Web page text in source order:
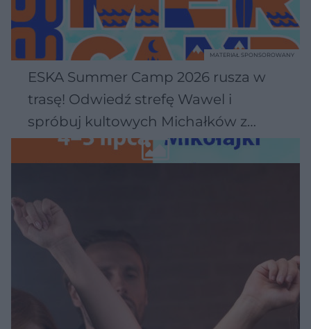
ESKA Summer Camp 2026 rusza w
trasę! Odwiedź strefę Wawel i
spróbuj kultowych Michałków z
Wawelu
MATERIAŁ SPONSOROWANY